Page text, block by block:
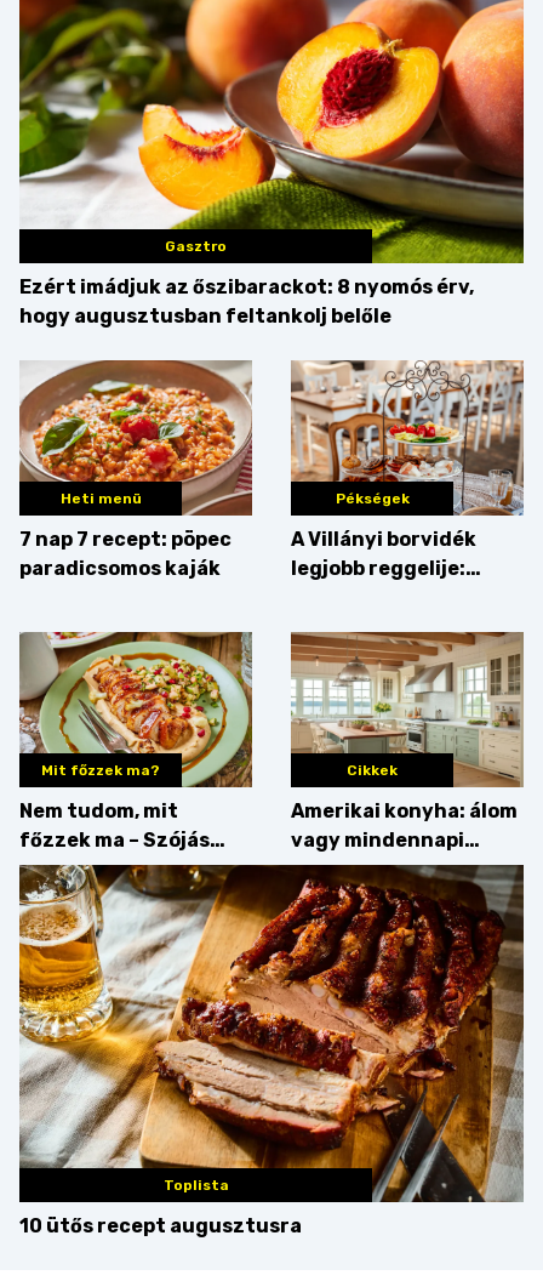
Gasztro
Ezért imádjuk az őszibarackot: 8 nyomós érv,
hogy augusztusban feltankolj belőle
Heti menü
7 nap 7 recept: pöpec
paradicsomos kaják
Pékségek
A Villányi borvidék
legjobb reggelije:
gourmet pékáruk
Palkonyán
Mit főzzek ma?
Nem tudom, mit
főzzek ma – Szójás
sztori
Cikkek
Amerikai konyha: álom
vagy mindennapi
bosszúság? Mutatjuk
az érveket
Toplista
10 ütős recept augusztusra